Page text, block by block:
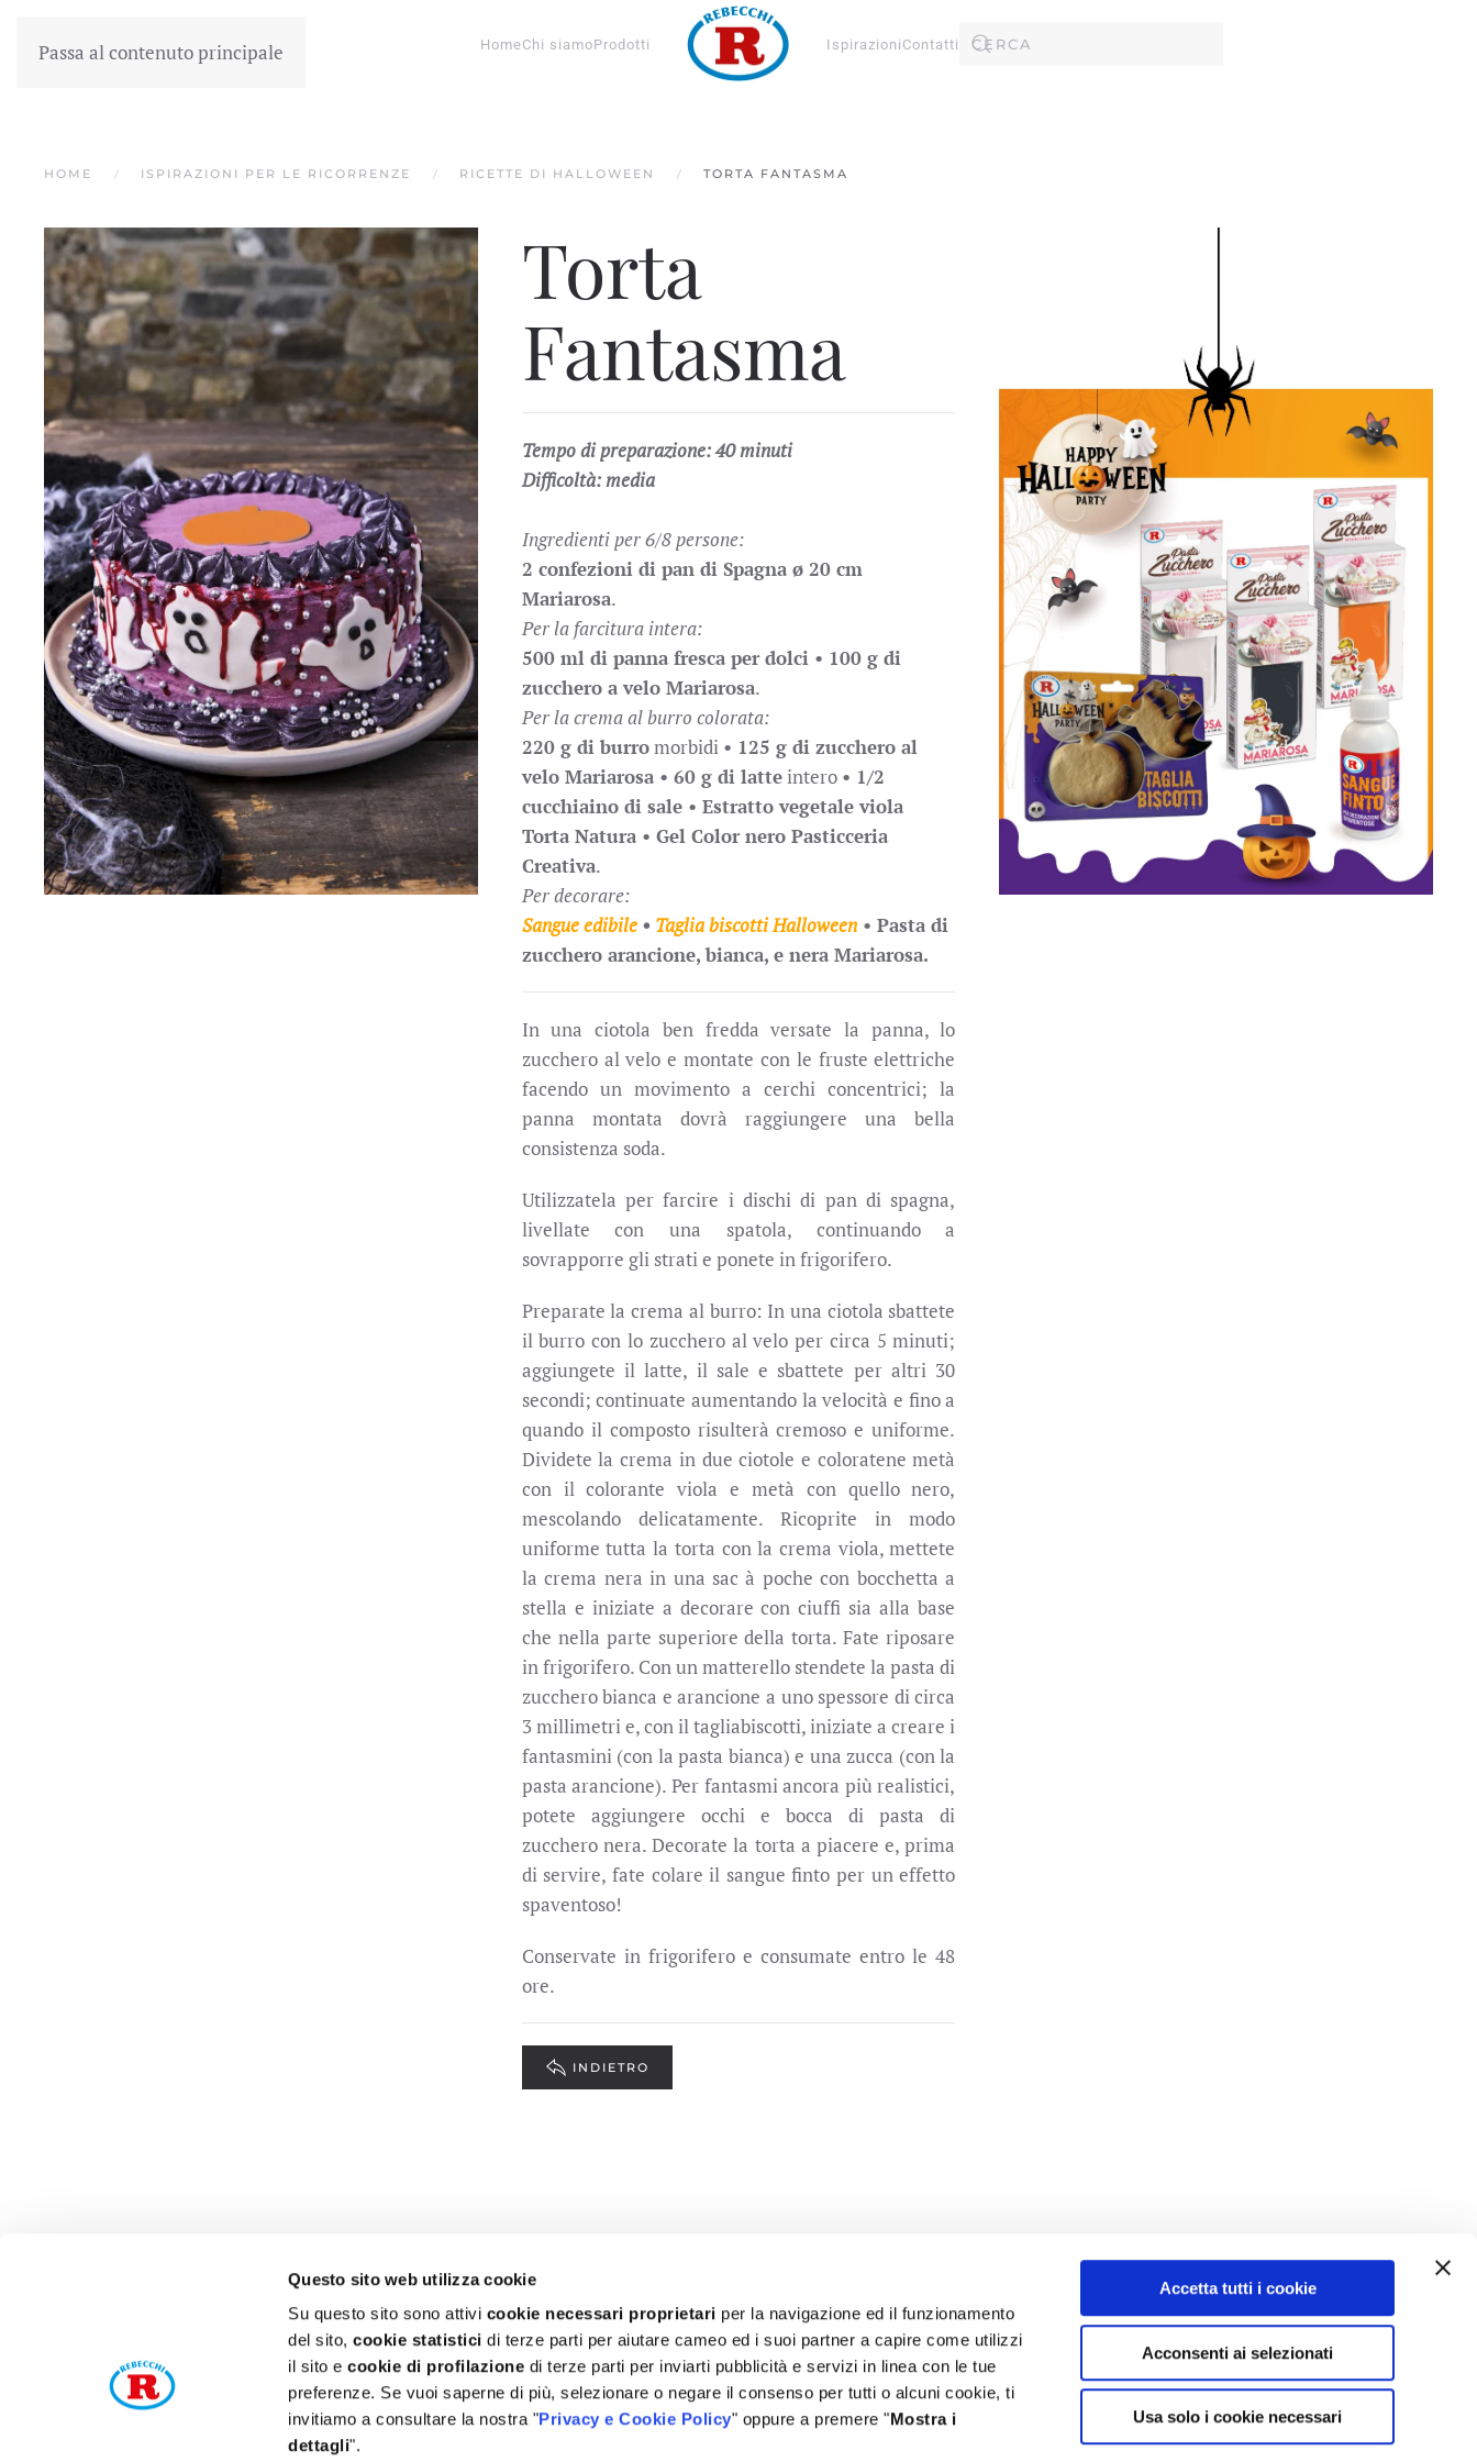
Questo sito web utilizza cookie
Su questo sito sono attivi cookie necessari proprietari per la navigazione ed il funzionamento
del sito,cookie statistici di terze parti per aiutare cameo ed i suoi partner a capire come utilizzi
il sito ecookie di profilazione di terze parti per inviarti pubblicità e servizi in linea con le tue
preferenze. Se vuoi saperne di più, selezionare o negare il consenso per tutti o alcuni cookie, ti
invitiamo a consultare la nostra "Privacy e Cookie Policy" oppure a premere "Mostra i
dettagli".
Accetta tutti i cookie
Acconsenti ai selezionati
Usa solo i cookie necessari
Passa al contenuto principale HomeChi siamoProdotti Ispirazioni Contatti
HOME ISPIRAZIONI PER LE RICORRENZE RICETTE DI HALLOWEEN TORTA FANTASMA
Torta
Fantasma
Tempo di preparazione: 40 minuti
Difficoltà: media
Ingredienti per 6/8 persone:
2 confezioni di pan di Spagna ø 20 cm
Mariarosa.
Per la farcitura intera:
500 ml di panna fresca per dolci • 100 g di
zucchero a velo Mariarosa.
Per la crema al burro colorata:
220 g di burromorbidi • 125 g di zucchero al
velo Mariarosa • 60 g di latteintero • 1/2
cucchiaino di sale • Estratto vegetale viola
Torta Natura • Gel Color nero Pasticceria
Creativa.
Per decorare:
Sangue edibile• Taglia biscotti Halloween• Pasta di
zucchero arancione, bianca, e nera Mariarosa.
In una ciotola ben fredda versate la panna, lo
zucchero al velo e montate con le fruste elettriche
facendo un movimento a cerchi concentrici; la
panna montata dovrà raggiungere una bella
consistenza soda.
Utilizzatela per farcire i dischi di pan di spagna,
livellate con una spatola, continuando a
sovrapporre gli strati e ponete in frigorifero.
Preparate la crema al burro: In una ciotola sbattete
il burro con lo zucchero al velo per circa 5 minuti;
aggiungete il latte, il sale e sbattete per altri 30
secondi; continuate aumentando la velocità e fino a
quando il composto risulterà cremoso e uniforme.
Dividete la crema in due ciotole e coloratene metà
con il colorante viola e metà con quello nero,
mescolando delicatamente. Ricoprite in modo
uniforme tutta la torta con la crema viola, mettete
la crema nera in una sac à poche con bocchetta a
stella e iniziate a decorare con ciuffi sia alla base
che nella parte superiore della torta. Fate riposare
in frigorifero. Con un matterello stendete la pasta di
zucchero bianca e arancione a uno spessore di circa
3 millimetri e, con il tagliabiscotti, iniziate a creare i
fantasmini (con la pasta bianca) e una zucca (con la
pasta arancione). Per fantasmi ancora più realistici,
potete aggiungere occhi e bocca di pasta di
zucchero nera. Decorate la torta a piacere e, prima
di servire, fate colare il sangue finto per un effetto
spaventoso!
Conservate in frigorifero e consumate entro le 48
ore.
INDIETRO
© REBECCHI FOOD SYSTEMS S.p.A.
P. IVA 00719270332 - Via Ungaretti, 7 - 29029 Rivergaro (PC), Italy